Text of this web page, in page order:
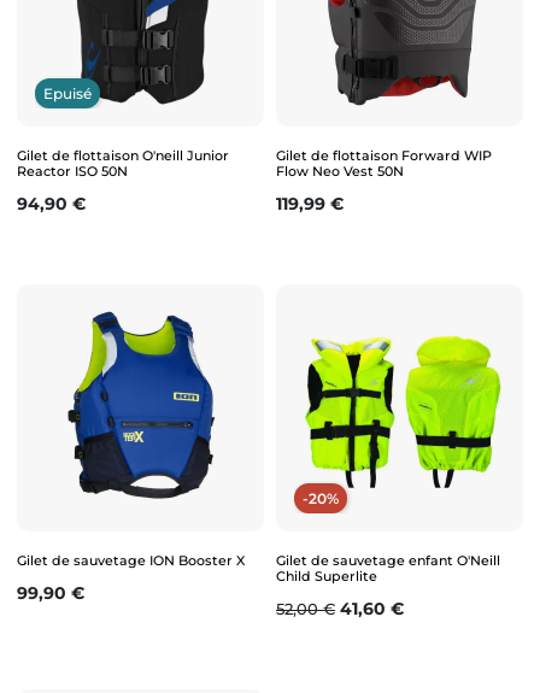
Epuisé
Gilet de flottaison O'neill Junior
Reactor ISO 50N
Prix
94,90 €
Gilet de flottaison Forward WIP
Flow Neo Vest 50N
Prix
119,99 €
Gilet de sauvetage ION Booster X
Prix
99,90 €
-20%
Gilet de sauvetage enfant O'Neill
Child Superlite
Prix de base
52,00 € Prix
41,60 €